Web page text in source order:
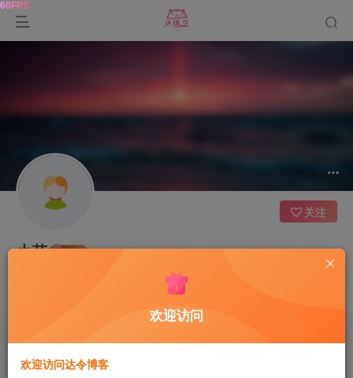
小花
总消费：0
关注
文章0 收藏0 评论0 粉丝0
欢迎访问
欢迎访问达令博客